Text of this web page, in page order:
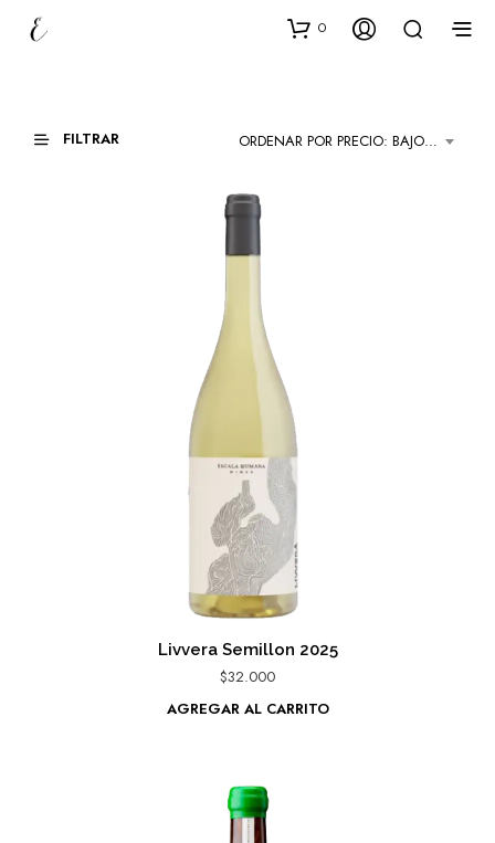
0
FILTRAR ORDENAR POR PRECIO: BAJO A ALTO
Livvera Semillon 2025
$32.000
AGREGAR AL CARRITO